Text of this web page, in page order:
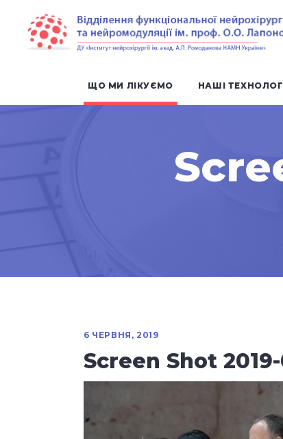
ЩО МИ ЛІКУЄМО НАШІ
6 ЧЕРВНЯ, 2019
Screen Shot